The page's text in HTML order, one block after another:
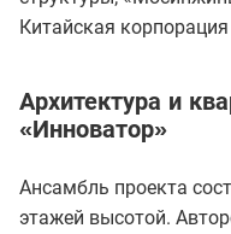
Китайская корпорация
Архитектура и
«Инноватор»
Ансамбль проекта
этажей высотой.